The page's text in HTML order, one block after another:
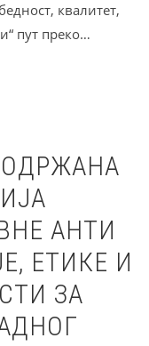
квалитет,
пут преко…
АНТИ
ЕТИКЕ И
ЗА